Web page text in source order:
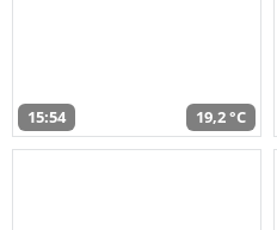
15:54 19,2 °C